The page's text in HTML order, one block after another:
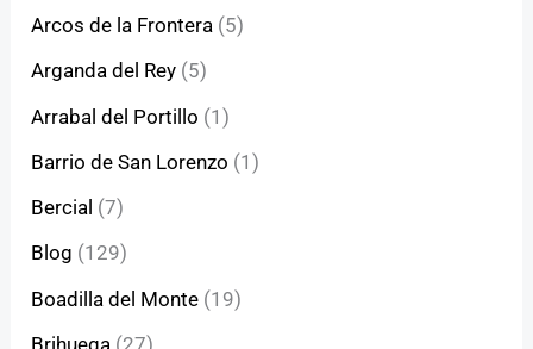
Arcos de la Frontera (5)
Arganda del Rey (5)
Arrabal del Portillo (1)
Barrio de San Lorenzo (1)
Bercial (7)
Blog (129)
Boadilla del Monte (19)
Brihuega (27)